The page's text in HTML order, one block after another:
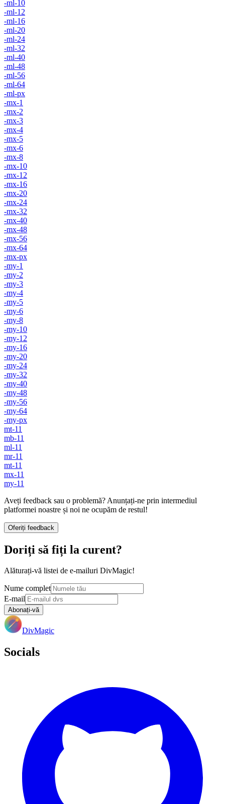
-ml-10
-ml-12
-ml-16
-ml-20
-ml-24
-ml-32
-ml-40
-ml-48
-ml-56
-ml-64
-ml-px
-mx-1
-mx-2
-mx-3
-mx-4
-mx-5
-mx-6
-mx-8
-mx-10
-mx-12
-mx-16
-mx-20
-mx-24
-mx-32
-mx-40
-mx-48
-mx-56
-mx-64
-mx-px
-my-1
-my-2
-my-3
-my-4
-my-5
-my-6
-my-8
-my-10
-my-12
-my-16
-my-20
-my-24
-my-32
-my-40
-my-48
-my-56
-my-64
-my-px
mt-11
mb-11
ml-11
mr-11
mt-11
mx-11
my-11
Aveți feedback sau o problemă? Anunțați-ne prin intermediul
platformei noastre și noi ne ocupăm de restul!
Oferiți feedback
Doriți să fiți la curent?
Alăturați-vă listei de e-mailuri DivMagic!
Nume complet
E-mail
Abonați-vă
DivMagic
Socials